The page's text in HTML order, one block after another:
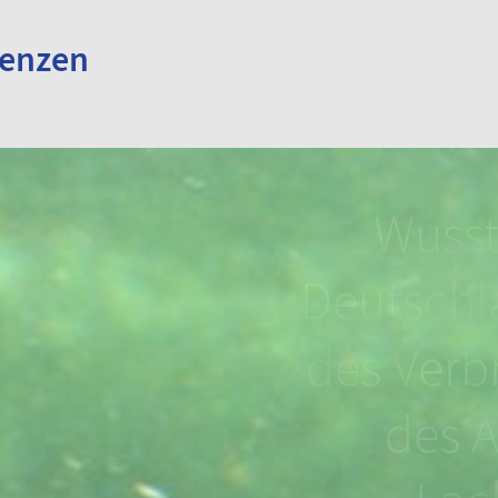
des
des
Sie, dass Störe
schon zusammen mit
den Dinosauriern
haben?
dass
und